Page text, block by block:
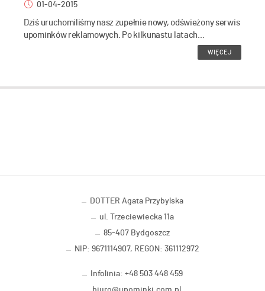
01-04-2015
Dziś uruchomiliśmy nasz zupełnie nowy, odświeżony serwis
upominków reklamowych. Po kilkunastu latach...
WIĘCEJ
DOTTER Agata Przybylska
ul. Trzeciewiecka 11a
85-407 Bydgoszcz
NIP: 9671114907, REGON: 361112972
Infolinia: +48 503 448 459